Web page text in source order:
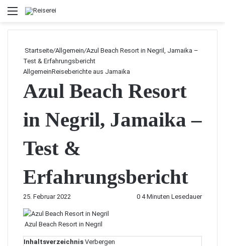
Menü
Startseite/Allgemein/Azul Beach Resort in Negril, Jamaika –
Test & Erfahrungsbericht
AllgemeinReiseberichte aus Jamaika
Azul Beach Resort
in Negril, Jamaika –
Test &
Erfahrungsbericht
25. Februar 2022 0 4 Minuten Lesedauer
Azul Beach Resort in Negril
Inhaltsverzeichnis Verbergen